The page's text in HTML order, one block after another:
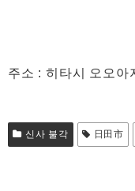
주소 : 히타시 오오아
신사 불각 日田市